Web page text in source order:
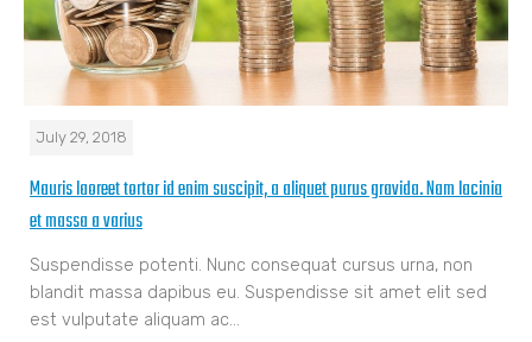
July 29, 2018
Mauris laoreet tortor id enim suscipit, a aliquet purus gravida. Nam lacinia
et massa a varius
Suspendisse potenti. Nunc consequat cursus urna, non
blandit massa dapibus eu. Suspendisse sit amet elit sed
est vulputate aliquam ac…